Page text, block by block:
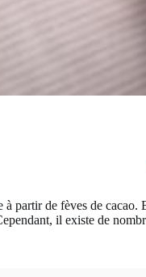
partir de fèves de
il existe de